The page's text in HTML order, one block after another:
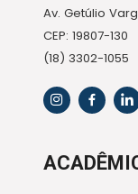
Av. Getúlio
CEP: 19807-130
(18) 3302-1055